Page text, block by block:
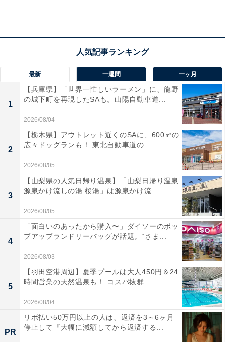
バンブーファイバーカトラリーセット
バンブーファイバーカトラリーセット
最新 一週間 一ヶ月
1
【兵庫県】「世界一忙しいラーメン」に、龍野
の城下町を再現したSAも。山陽自動車道...
2026/08/04
2
【栃木県】アウトレット近くのSAに、600㎡の
広々ドッグランも！ 東北自動車道の...
2026/08/05
3
【山梨県の人気日帰り温泉】「山梨日帰り温泉
源泉かけ流しの湯 桜湯」は源泉かけ流...
2026/08/05
4
「面白いのあったから購入〜」ダイソーのポッ
プアップランドリーバッグが話題。“さま...
2026/08/03
5
【羽田空港周辺】夏季プールは大人450円＆24
時間営業の天然温泉も！ コスパ抜群...
2026/08/04
PR
リボ払い50万円以上の人は、返済を3～6ヶ月
停止して『大幅に減額してから返済する...